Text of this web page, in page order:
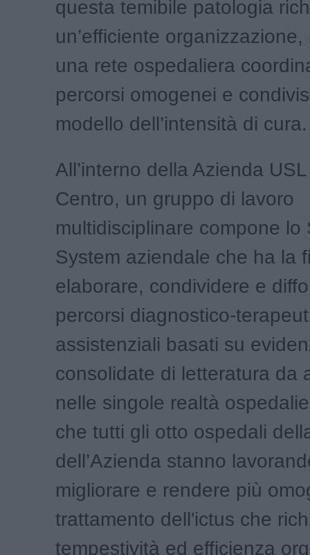
questa temibile patologia
un’efficiente organizzazione,
una rete ospedaliera
percorsi omogenei e
modello dell’intensità di cura.
All’interno della Azienda
Centro, un gruppo di lavoro
multidisciplinare compone lo
System aziendale che ha la
elaborare, condividere e
percorsi diagnostico-
assistenziali basati su
consolidate di letteratura da
nelle singole realtà
che tutti gli otto ospedali
dell’Azienda stanno
migliorare e rendere più
trattamento dell'ictus che
tempestività ed efficienza